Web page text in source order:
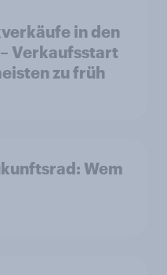
in den
Verkaufsstart
zu früh
Wem